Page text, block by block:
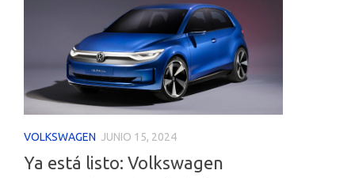
VOLKSWAGEN JUNIO 15, 2024
Ya está listo: Volkswagen